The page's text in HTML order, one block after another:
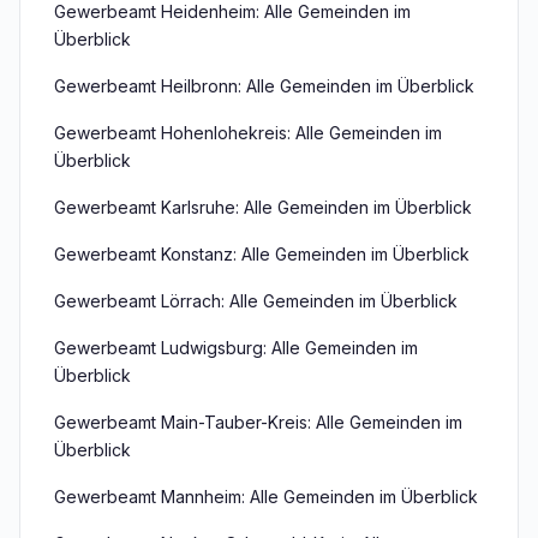
Gewerbeamt Heidenheim: Alle Gemeinden im
Überblick
Gewerbeamt Heilbronn: Alle Gemeinden im Überblick
Gewerbeamt Hohenlohekreis: Alle Gemeinden im
Überblick
Gewerbeamt Karlsruhe: Alle Gemeinden im Überblick
Gewerbeamt Konstanz: Alle Gemeinden im Überblick
Gewerbeamt Lörrach: Alle Gemeinden im Überblick
Gewerbeamt Ludwigsburg: Alle Gemeinden im
Überblick
Gewerbeamt Main-Tauber-Kreis: Alle Gemeinden im
Überblick
Gewerbeamt Mannheim: Alle Gemeinden im Überblick